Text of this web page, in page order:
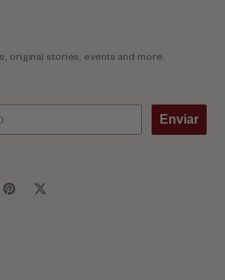
original stories, events and more.
Enviar